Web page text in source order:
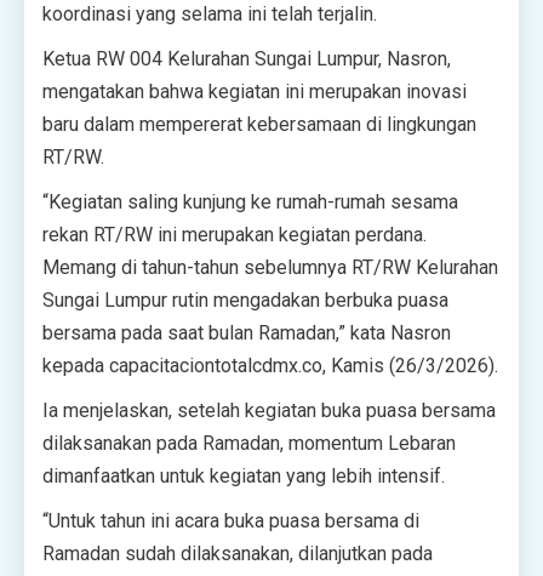
koordinasi yang selama ini telah terjalin.
Ketua RW 004 Kelurahan Sungai Lumpur, Nasron,
mengatakan bahwa kegiatan ini merupakan inovasi
baru dalam mempererat kebersamaan di lingkungan
RT/RW.
“Kegiatan saling kunjung ke rumah-rumah sesama
rekan RT/RW ini merupakan kegiatan perdana.
Memang di tahun-tahun sebelumnya RT/RW Kelurahan
Sungai Lumpur rutin mengadakan berbuka puasa
bersama pada saat bulan Ramadan,” kata Nasron
kepada capacitaciontotalcdmx.co, Kamis (26/3/2026).
Ia menjelaskan, setelah kegiatan buka puasa bersama
dilaksanakan pada Ramadan, momentum Lebaran
dimanfaatkan untuk kegiatan yang lebih intensif.
“Untuk tahun ini acara buka puasa bersama di
Ramadan sudah dilaksanakan, dilanjutkan pada